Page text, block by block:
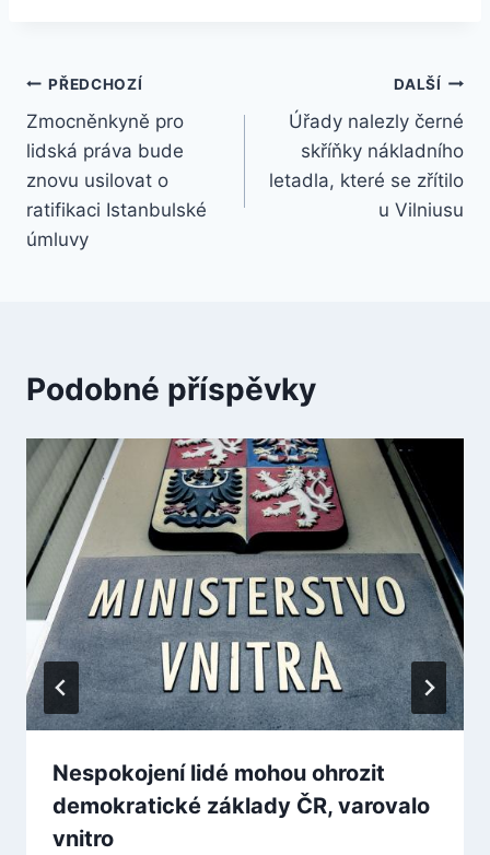
Navigace
pro
příspěvek
PŘEDCHOZÍ
Zmocněnkyně pro
lidská práva bude
znovu usilovat o
ratifikaci Istanbulské
úmluvy
DALŠÍ
Úřady nalezly černé
skříňky nákladního
letadla, které se zřítilo
u Vilniusu
Podobné příspěvky
Nespokojení lidé mohou ohrozit
demokratické základy ČR, varovalo
vnitro